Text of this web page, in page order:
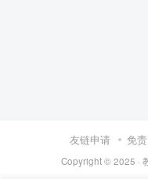
友链申请 免
Copyright © 2025 ·